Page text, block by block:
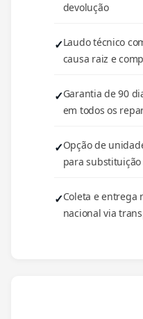
devolução
Laudo técnico
causa raiz e
Garantia de 90
em todos os
Opção de
para
Coleta e entrega
nacional via